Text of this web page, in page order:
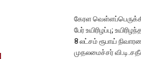
கேரள
பேர் உயிரிழப்பு;
8 லட்சம் ரூபாய்
முதலமைச்சர்